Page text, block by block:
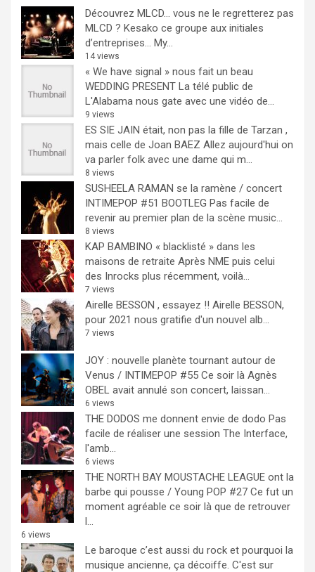
Découvrez MLCD… vous ne le regretterez pas
MLCD ? Kesako ce groupe aux initiales
d’entreprises… My...
14 views
« We have signal » nous fait un beau
WEDDING PRESENT La télé public de
L'Alabama nous gate avec une vidéo de...
9 views
ES SIE JAIN était, non pas la fille de Tarzan ,
mais celle de Joan BAEZ Allez aujourd'hui on
va parler folk avec une dame qui m...
8 views
SUSHEELA RAMAN se la ramène / concert
INTIMEPOP #51 BOOTLEG Pas facile de
revenir au premier plan de la scène music...
8 views
KAP BAMBINO « blacklisté » dans les
maisons de retraite Après NME puis celui
des Inrocks plus récemment, voilà...
7 views
Airelle BESSON , essayez !! Airelle BESSON,
pour 2021 nous gratifie d'un nouvel alb...
7 views
JOY : nouvelle planète tournant autour de
Venus / INTIMEPOP #55 Ce soir là Agnès
OBEL avait annulé son concert, laissan...
6 views
THE DODOS me donnent envie de dodo Pas
facile de réaliser une session The Interface,
l'amb...
6 views
THE NORTH BAY MOUSTACHE LEAGUE ont la
barbe qui pousse / Young POP #27 Ce fut un
moment agréable ce soir là que de retrouver
l...
6 views
Le baroque c’est aussi du rock et pourquoi la
musique ancienne, ça décoiffe. C'est sur